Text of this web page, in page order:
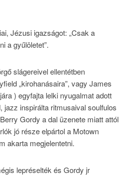
Jézusi igazságot: „Csak a
a gyűlöletet”.
slágereivel ellentétben
„kirohanásaira”, vagy James
) egyfajta lelki nyugalmat adott
jazz inspirálta ritmusaival soulfulos
Gordy a dal üzenete miatt attól
jó része elpártol a Motown
akarta megjelentetni.
lepréselték és Gordy jr